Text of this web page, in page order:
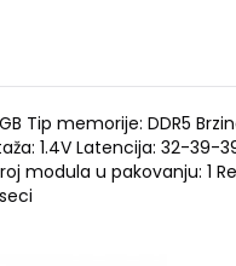
Tip memorije: DDR5
1.4V Latencija: 32-39-
modula u pakovanju: 1